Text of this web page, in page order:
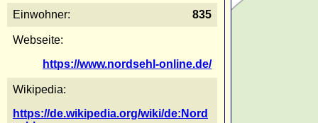
Einwohner: 835
Webseite:
https://www.nordsehl-online.de/
Wikipedia:
https://de.wikipedia.org/wiki/de:Nord